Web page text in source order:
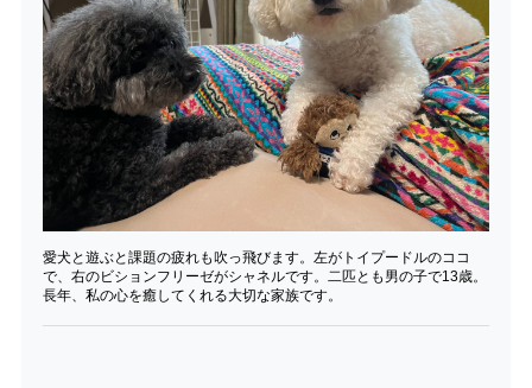
愛犬と遊ぶと課題の疲れも吹っ飛びます。左がトイプードルのココ
で、右のビションフリーゼがシャネルです。二匹とも男の子で13歳。
長年、私の心を癒してくれる大切な家族です。